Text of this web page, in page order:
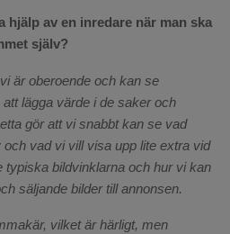
hjälp av en inredare när man ska
själv?
är oberoende och kan se
lägga värde i de saker och
gör att vi snabbt kan se vad
vad vi vill visa upp lite extra vid
typiska bildvinklarna och hur vi kan
säljande bilder till annonsen.
vilket är härligt, men